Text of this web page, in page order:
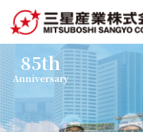
85th
Anniversary